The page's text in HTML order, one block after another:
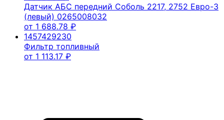
Датчик АБС передний Соболь 2217, 2752 Евро-3
(левый) 0265008032
от 1 688.78 ₽
1457429230
Фильтр топливный
от 1 113.17 ₽